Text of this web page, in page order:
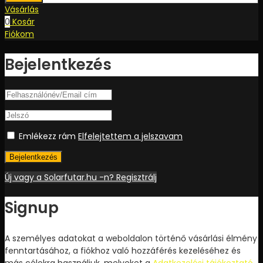
Vásárlás
0 Kosár
Fiókom
Bejelentkezés
Emlékezz rám Elfelejtettem a jelszavam
Bejelentkezés
Új vagy a Solarfutar.hu -n? Regisztrálj
Signup
A személyes adatokat a weboldalon történő vásárlási élmény
fenntartásához, a fiókhoz való hozzáférés kezeléséhez és